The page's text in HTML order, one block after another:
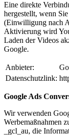
Eine direkte
hergestellt, wenn
(Einwilligung nach
Aktivierung wird
Laden der Videos
Google.
Anbieter:
Datenschutzlink:
Google Ads
Wir verwenden
Werbemaßnahmen
_gcl_au, die